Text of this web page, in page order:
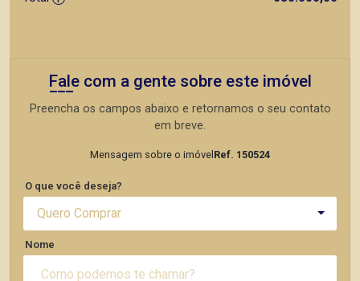
Fale com a gente sobre este imóvel
Preencha os campos abaixo e retornamos o seu contato
em breve.
Mensagem sobre o imóvel Ref. 150524
O que você deseja?
Quero Comprar
Nome